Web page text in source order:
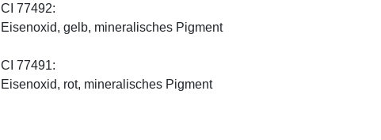
CI 77492:
Eisenoxid, gelb, mineralisches Pigment
CI 77491:
Eisenoxid, rot, mineralisches Pigment